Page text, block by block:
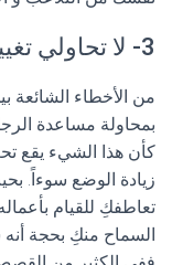
3- لا تحاولي تغييره
من الأخطاء الشائعة
بمحاولة مساعدة
كأن هذا الشيء يقع
زيادة الوضع سوءاً.
تعاطفكِ للقيام
السماح منكِ بحجة